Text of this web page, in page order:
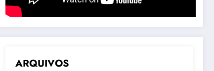
ARQUIVOS